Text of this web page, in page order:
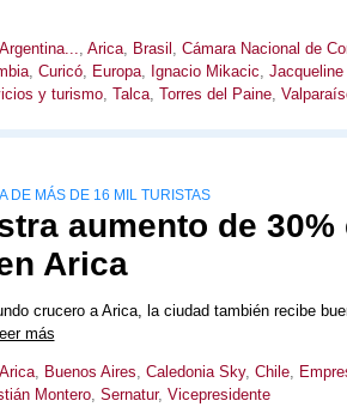
Argentina..., Arica, Brasil , Cámara Nacional de
, Curicó, Europa, Ignacio Mikacic,
y turismo, Talca, Torres del Paine,
DE MÁS DE 16 MIL TURISTAS
aumento de 30%
Arica
crucero a Arica, la ciudad también recibe
más
Arica, Buenos Aires, Caledonia Sky, Chile,
Montero, Sernatur, Vicepresidente